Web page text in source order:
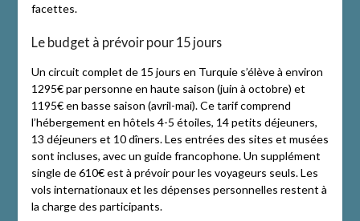
facettes.
Le budget à prévoir pour 15 jours
Un circuit complet de 15 jours en Turquie s’élève à environ
1295€ par personne en haute saison (juin à octobre) et
1195€ en basse saison (avril-mai). Ce tarif comprend
l’hébergement en hôtels 4-5 étoiles, 14 petits déjeuners,
13 déjeuners et 10 dîners. Les entrées des sites et musées
sont incluses, avec un guide francophone. Un supplément
single de 610€ est à prévoir pour les voyageurs seuls. Les
vols internationaux et les dépenses personnelles restent à
la charge des participants.